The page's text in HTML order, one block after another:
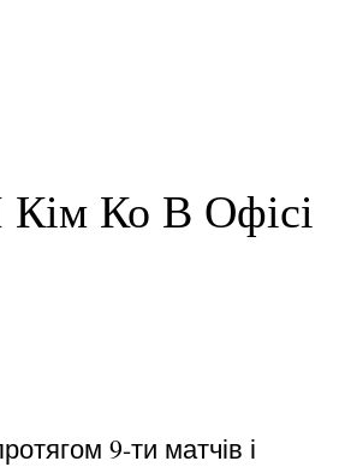
Кім Ко В Офісі
9-ти матчів і